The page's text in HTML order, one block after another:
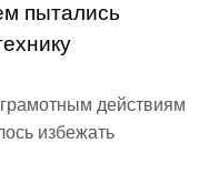
пытались
действиям
избежать